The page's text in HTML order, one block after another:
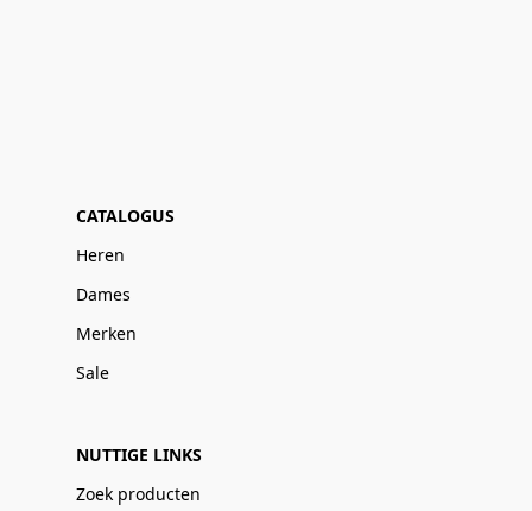
CATALOGUS
Heren
Dames
Merken
Sale
NUTTIGE LINKS
Zoek producten